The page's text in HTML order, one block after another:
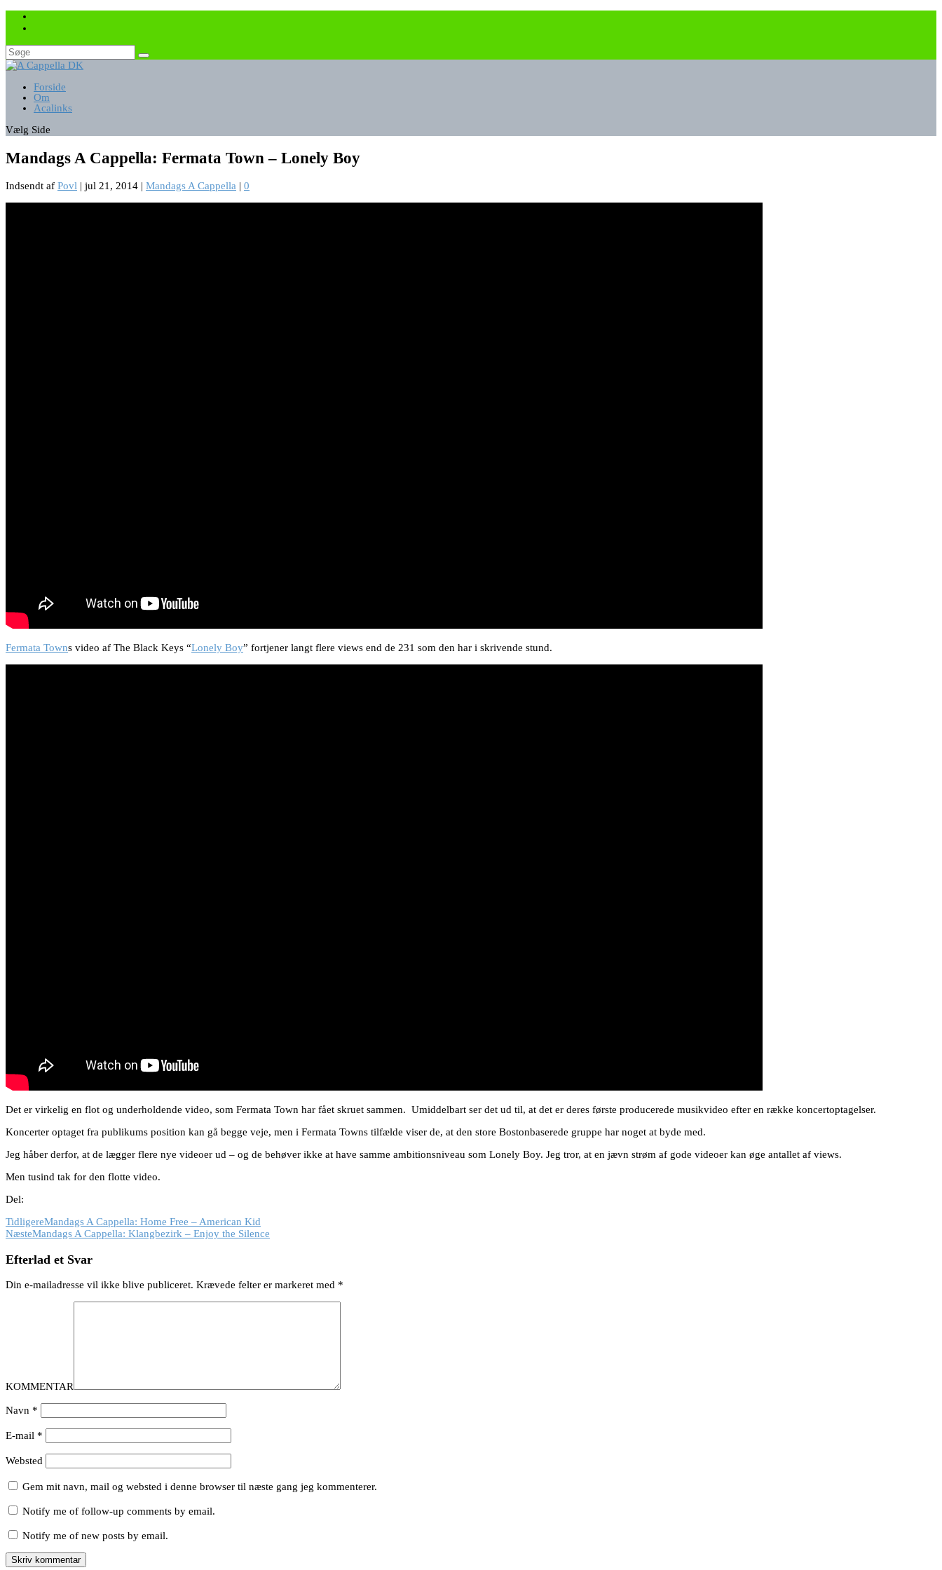
Forside
Om
Acalinks
Vælg Side
Mandags A Cappella: Fermata Town – Lonely Boy
Indsendt af Povl | jul 21, 2014 | Mandags A Cappella | 0
Fermata Towns video af The Black Keys “Lonely Boy” fortjener langt flere views end de 231 som den har i skrivende stund.
Det er virkelig en flot og underholdende video, som Fermata Town har fået skruet sammen. Umiddelbart ser det ud til, at det er deres første producerede musikvideo efter en række koncertoptagelser.
Koncerter optaget fra publikums position kan gå begge veje, men i Fermata Towns tilfælde viser de, at den store Bostonbaserede gruppe har noget at byde med.
Jeg håber derfor, at de lægger flere nye videoer ud – og de behøver ikke at have samme ambitionsniveau som Lonely Boy. Jeg tror, at en jævn strøm af gode videoer kan øge antallet af views.
Men tusind tak for den flotte video.
Del:
TidligereMandags A Cappella: Home Free – American Kid
NæsteMandags A Cappella: Klangbezirk – Enjoy the Silence
Efterlad et Svar
Din e-mailadresse vil ikke blive publiceret. Krævede felter er markeret med *
KOMMENTAR
Navn *
E-mail *
Websted
Gem mit navn, mail og websted i denne browser til næste gang jeg kommenterer.
Notify me of follow-up comments by email.
Notify me of new posts by email.